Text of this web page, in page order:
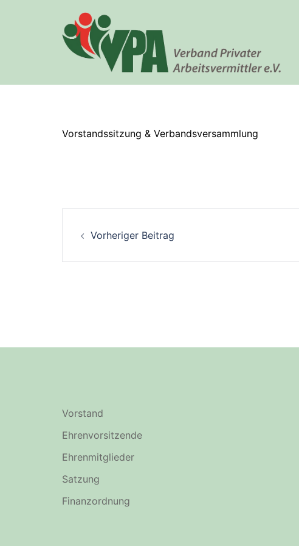
Vorstandssitzung & Verbandsversammlung
Vorheriger Beitrag
Vorstand
Ehrenvorsitzende
Ehrenmitglieder
Satzung
Finanzordnung